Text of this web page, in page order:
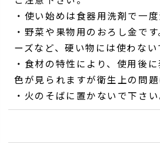
・使い始めは食器用洗剤で一度
・野菜や果物用のおろし金で
ーズなど、硬い物には使わない
・食材の特性により、使用後
色が見られますが衛生上の問題
・火のそばに置かないで下さい